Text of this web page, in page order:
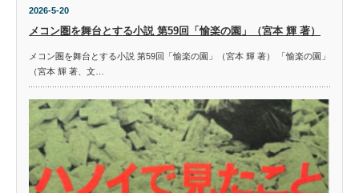
2026-5-20
メコン圏を舞台とする小説 第59回「愉楽の園」（宮本 輝 著）
メコン圏を舞台とする小説 第59回「愉楽の園」（宮本 輝 著） 「愉楽の園」
（宮本 輝 著、文…